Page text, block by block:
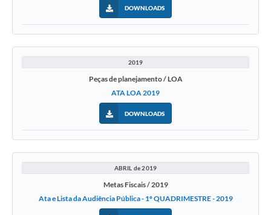
DOWNLOADS
2019
Peças de planejamento / LOA
ATA LOA 2019
DOWNLOADS
ABRIL de 2019
Metas Fiscais / 2019
Ata e Lista da Audiência Pública - 1º QUADRIMESTRE - 2019